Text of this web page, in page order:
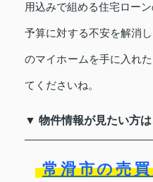
用込みで組める住宅ロー
予算に対する不安を解消
のマイホームを手に入れ
てくださいね。
▼ 物件情報が見たい方
常滑市の売